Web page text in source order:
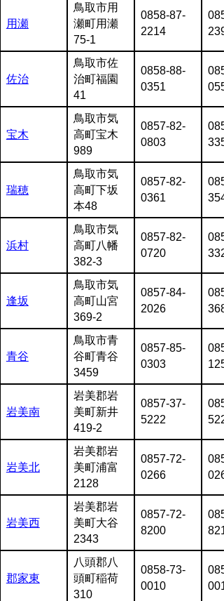
用瀬
鳥取市用
瀬町用瀬
75-1
0858-87-
2214
佐治
鳥取市佐
治町福園
41
0858-88-
0351
宝木
鳥取市気
高町宝木
989
0857-82-
0803
瑞穂
鳥取市気
高町下坂
本48
0857-82-
0361
浜村
鳥取市気
高町八幡
382-3
0857-82-
0720
逢坂
鳥取市気
高町山宮
369-2
0857-84-
2026
青谷
鳥取市青
谷町青谷
3459
0857-85-
0303
岩美南
岩美郡岩
美町新井
419-2
0857-37-
5222
岩美北
岩美郡岩
美町浦富
2128
0857-72-
0266
岩美西
岩美郡岩
美町大谷
2343
0857-72-
8200
郡家東
八頭郡八
頭町稲荷
310
0858-73-
0010